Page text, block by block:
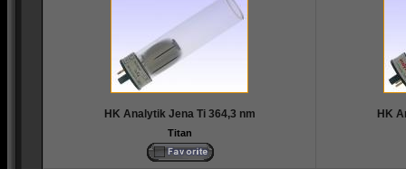
HK Analytik Jena Ti 364,3 nm
Titan
HK